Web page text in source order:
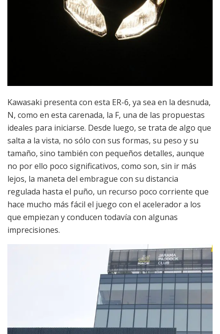
Kawasaki presenta con esta ER-6, ya sea en la desnuda,
N, como en esta carenada, la F, una de las propuestas
ideales para iniciarse. Desde luego, se trata de algo que
salta a la vista, no sólo con sus formas, su peso y su
tamaño, sino también con pequeños detalles, aunque
no por ello poco significativos, como son, sin ir más
lejos, la maneta del embrague con su distancia
regulada hasta el puño, un recurso poco corriente que
hace mucho más fácil el juego con el acelerador a los
que empiezan y conducen todavía con algunas
imprecisiones.